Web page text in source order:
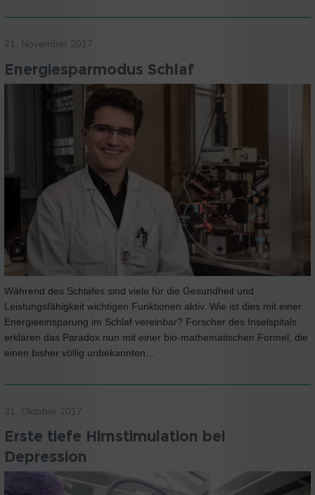
21. November 2017
Energiesparmodus Schlaf
Während des Schlafes sind viele für die Gesundheit und
Leistungsfähigkeit wichtigen Funktionen aktiv. Wie ist dies mit einer
Energieeinsparung im Schlaf vereinbar? Forscher des Inselspitals
erklären das Paradox nun mit einer bio-mathematischen Formel, die
einen bisher völlig unbekannten…
31. Oktober 2017
Erste tiefe Hirnstimulation bei
Depression